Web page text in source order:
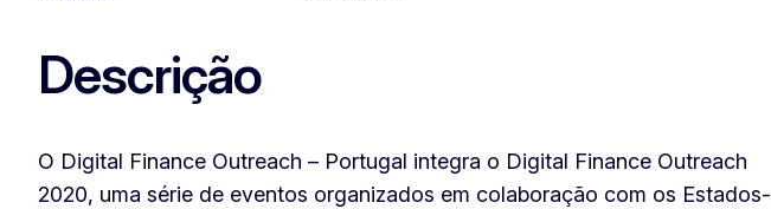
Descrição
O Digital Finance Outreach – Portugal integra o Digital Finance Outreach
2020, uma série de eventos organizados em colaboração com os Estados-